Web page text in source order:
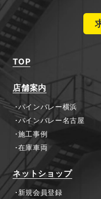
TOP
店舗案内
パインバレー横浜
パインバレー名古屋
施工事例
在庫車両
ネットショップ
新規会員登録